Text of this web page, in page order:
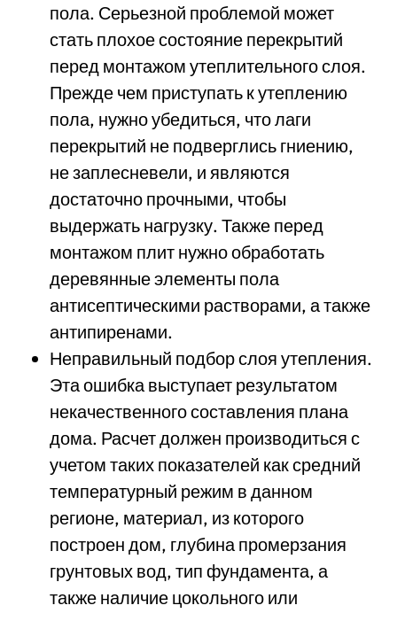
пола. Серьезной проблемой может
стать плохое состояние перекрытий
перед монтажом утеплительного слоя.
Прежде чем приступать к утеплению
пола, нужно убедиться, что лаги
перекрытий не подверглись гниению,
не заплесневели, и являются
достаточно прочными, чтобы
выдержать нагрузку. Также перед
монтажом плит нужно обработать
деревянные элементы пола
антисептическими растворами, а также
антипиренами.
Неправильный подбор слоя утепления.
Эта ошибка выступает результатом
некачественного составления плана
дома. Расчет должен производиться с
учетом таких показателей как средний
температурный режим в данном
регионе, материал, из которого
построен дом, глубина промерзания
грунтовых вод, тип фундамента, а
также наличие цокольного или